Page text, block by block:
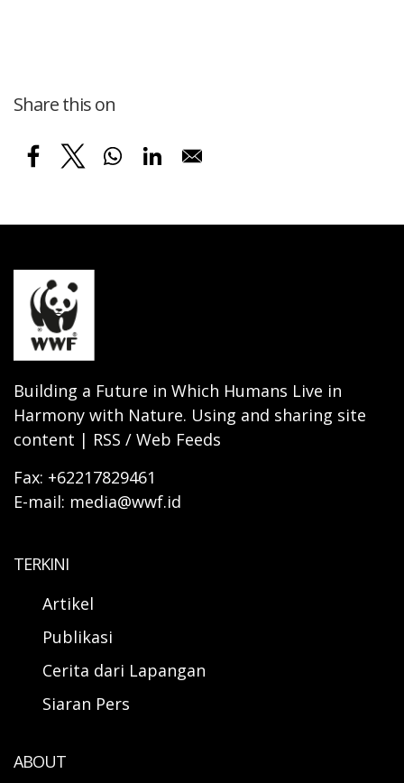
Share this on
Building a Future in Which Humans Live in
Harmony with Nature. Using and sharing site
content | RSS / Web Feeds
Fax: +62217829461
E-mail: media@wwf.id
TERKINI
Artikel
Publikasi
Cerita dari Lapangan
Siaran Pers
ABOUT